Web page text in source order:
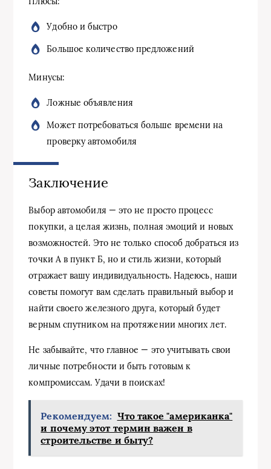
Удобно и быстро
Большое количество предложений
Минусы:
Ложные объявления
Может потребоваться больше времени на
проверку автомобиля
Заключение
Выбор автомобиля — это не просто процесс
покупки, а целая жизнь, полная эмоций и новых
возможностей. Это не только способ добраться из
точки А в пункт Б, но и стиль жизни, который
отражает вашу индивидуальность. Надеюсь, наши
советы помогут вам сделать правильный выбор и
найти своего железного друга, который будет
верным спутником на протяжении многих лет.
Не забывайте, что главное — это учитывать свои
личные потребности и быть готовым к
компромиссам. Удачи в поисках!
Рекомендуем: Что такое "американка"
и почему этот термин важен в
строительстве и быту?